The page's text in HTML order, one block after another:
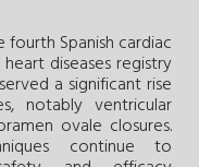
Spanish cardiac
diseases registry
a significant rise
notably ventricular
ovale closures.
continue to